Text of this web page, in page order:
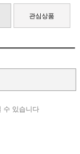
관심상품
수 있습니다